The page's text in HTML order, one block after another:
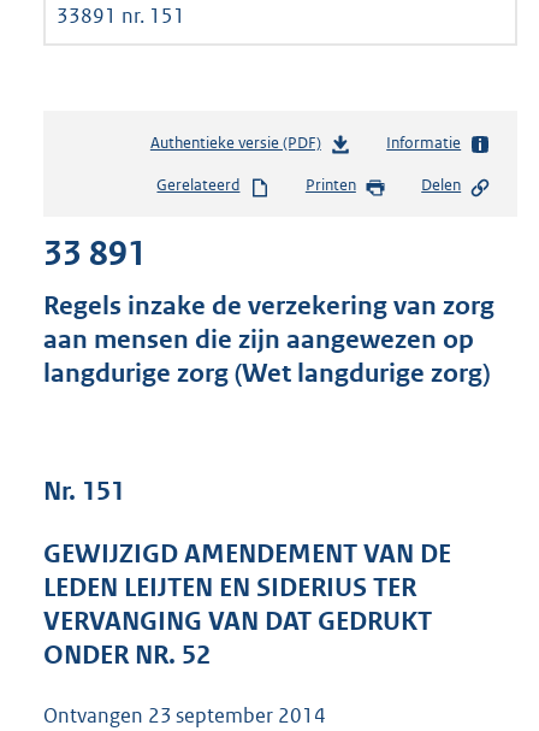
33891 nr. 151
Authentieke versie (PDF)b
s
s
g
r
4
K
b
Informatie
Gerelateerd Printen Delen
33 891
Regels inzake de verzekering van zorg
aan mensen die zijn aangewezen op
langdurige zorg (Wet langdurige zorg)
Nr. 151
GEWIJZIGD AMENDEMENT VAN DE
LEDEN LEIJTEN EN SIDERIUS TER
VERVANGING VAN DAT GEDRUKT
ONDER NR. 52
Ontvangen 23 september 2014